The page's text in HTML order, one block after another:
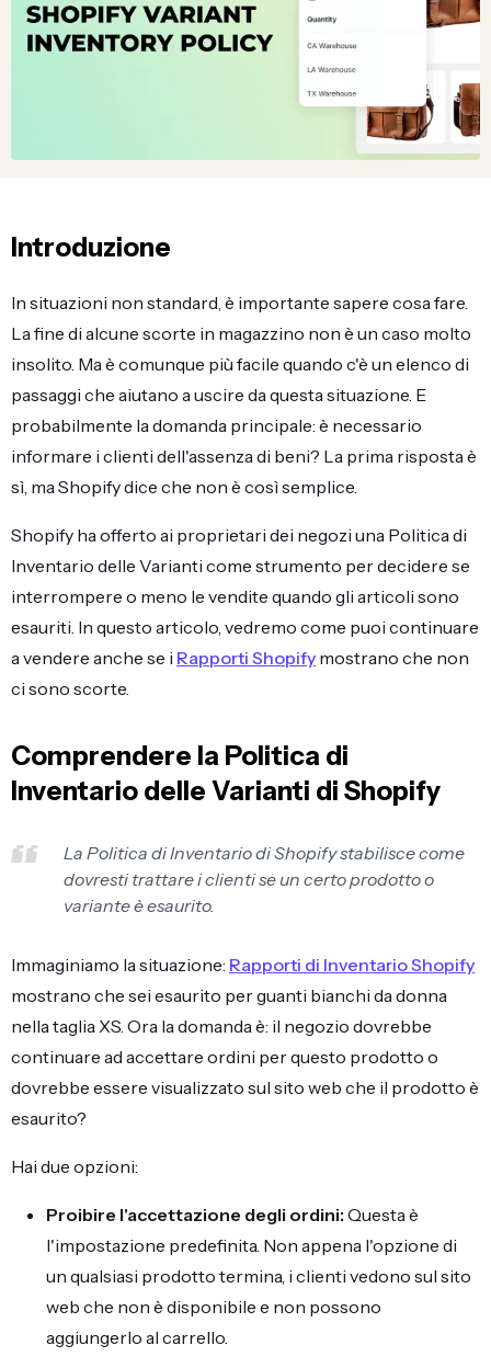
Introduzione
In situazioni non standard, è importante sapere cosa fare.
La fine di alcune scorte in magazzino non è un caso molto
insolito. Ma è comunque più facile quando c'è un elenco di
passaggi che aiutano a uscire da questa situazione. E
probabilmente la domanda principale: è necessario
informare i clienti dell'assenza di beni? La prima risposta è
sì, ma Shopify dice che non è così semplice.
Shopify ha offerto ai proprietari dei negozi una Politica di
Inventario delle Varianti come strumento per decidere se
interrompere o meno le vendite quando gli articoli sono
esauriti. In questo articolo, vedremo come puoi continuare
a vendere anche se i Rapporti Shopify mostrano che non
ci sono scorte.
Comprendere la Politica di
Inventario delle Varianti di Shopify
La Politica di Inventario di Shopify stabilisce come
dovresti trattare i clienti se un certo prodotto o
variante è esaurito.
Immaginiamo la situazione: Rapporti di Inventario Shopify
mostrano che sei esaurito per guanti bianchi da donna
nella taglia XS. Ora la domanda è: il negozio dovrebbe
continuare ad accettare ordini per questo prodotto o
dovrebbe essere visualizzato sul sito web che il prodotto è
esaurito?
Hai due opzioni:
Proibire l'accettazione degli ordini: Questa è
l'impostazione predefinita. Non appena l'opzione di
un qualsiasi prodotto termina, i clienti vedono sul sito
web che non è disponibile e non possono
aggiungerlo al carrello.